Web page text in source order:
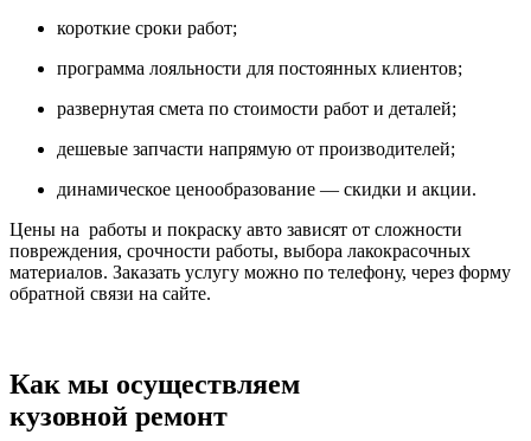
короткие сроки работ;
программа лояльности для постоянных клиентов;
развернутая смета по стоимости работ и деталей;
дешевые запчасти напрямую от производителей;
динамическое ценообразование — скидки и акции.
Цены на работы и покраску авто зависят от сложности
повреждения, срочности работы, выбора лакокрасочных
материалов. Заказать услугу можно по телефону, через форму
обратной связи на сайте.
Как мы осуществляем
кузовной ремонт